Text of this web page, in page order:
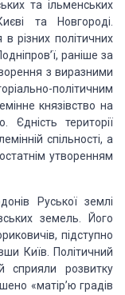
та ільменських
та Новгороді.
в різних політичних
раніше за
з виразними
політичним
князівство на
Єдність території
спільності, а
утворенням
Руської землі
земель. Його
підступно
Київ. Політичний
сприяли розвитку
«матір’ю градів